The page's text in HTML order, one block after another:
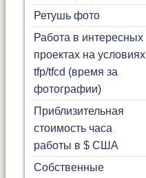
Ретушь фото
Работа в интересных
проектах на условиях
tfp/tfcd (время за
фотографии)
Приблизительная
стоимость часа
работы в $ США
Собственные